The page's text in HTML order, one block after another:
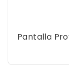
Pantalla